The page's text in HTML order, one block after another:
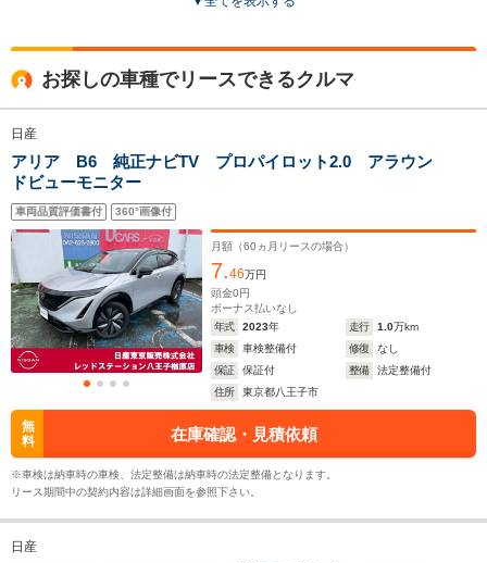
サイズ
WLTCモード
燃費
全高
1.65m
全幅
ホイールベース
-m
5ドア
1.65m
全幅
-
お探しの車種でリースできるクルマ
日産
アリア B6 純正ナビTV プロパイロット2.0 アラウン
ドビューモニター
車両品質評価書付 360°画像付
月額（60 ヵ月リースの場合）
7.46万円
頭金0円
ボーナス払いなし
年式
2023年 走行 1.0万km
車検
車検整備付 修復
なし
保証
保証付 整備
法定整備付
住所
東京都八王子市
無
料
在庫確認・見積依頼
※車検は納車時の車検、法定整備は納車時の法定整備となります。
リース期間中の契約内容は詳細画面を参照下さい。
日産